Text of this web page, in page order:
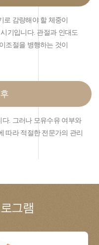
감량해야 할 체중이
기입니다. 관절과 인대도
조절을 병행하는 것이
. 그러나 모유수유 여부와
따라 적절한 전문가의 관리
그램